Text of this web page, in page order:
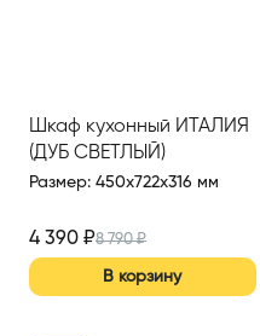
Шкаф кухонный ИТАЛИЯ
(ДУБ СВЕТЛЫЙ)
Размер: 450x722x316 мм
4 390 ₽8 790₽
В корзину